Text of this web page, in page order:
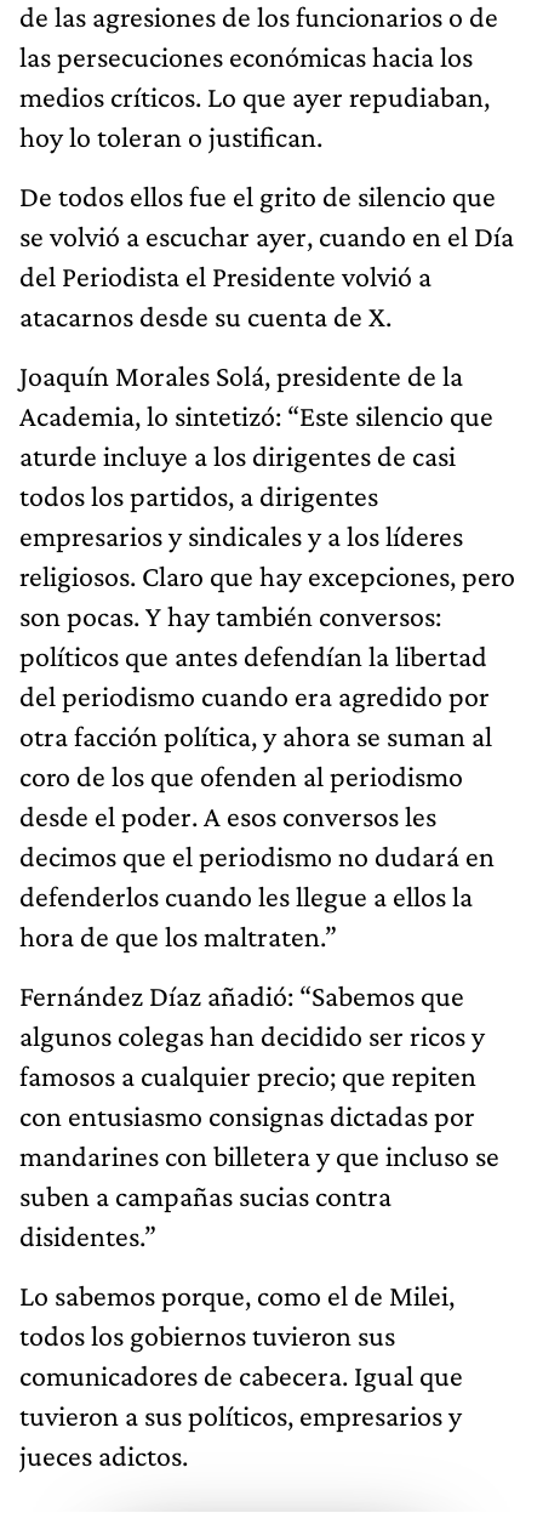
de las agresiones de los funcionarios o de
las persecuciones económicas hacia los
medios críticos. Lo que ayer repudiaban,
hoy lo toleran o justifican.
De todos ellos fue el grito de silencio que
se volvió a escuchar ayer, cuando en el Día
del Periodista el Presidente volvió a
atacarnos desde su cuenta de X.
Joaquín Morales Solá, presidente de la
Academia, lo sintetizó: “Este silencio que
aturde incluye a los dirigentes de casi
todos los partidos, a dirigentes
empresarios y sindicales y a los líderes
religiosos. Claro que hay excepciones, pero
son pocas. Y hay también conversos:
políticos que antes defendían la libertad
del periodismo cuando era agredido por
otra facción política, y ahora se suman al
coro de los que ofenden al periodismo
desde el poder. A esos conversos les
decimos que el periodismo no dudará en
defenderlos cuando les llegue a ellos la
hora de que los maltraten.”
Fernández Díaz añadió: “Sabemos que
algunos colegas han decidido ser ricos y
famosos a cualquier precio; que repiten
con entusiasmo consignas dictadas por
mandarines con billetera y que incluso se
suben a campañas sucias contra
disidentes.”
Lo sabemos porque, como el de Milei,
todos los gobiernos tuvieron sus
comunicadores de cabecera. Igual que
tuvieron a sus políticos, empresarios y
jueces adictos.